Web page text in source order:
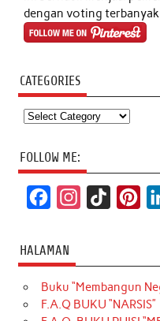
dengan voting
CATEGORIES
Categories
FOLLOW ME:
c
e
b
o
t
a
g
T
o
k
t
e
r
HALAMAN
Buku “Membangun
F.A.Q BUKU “NARSIS”